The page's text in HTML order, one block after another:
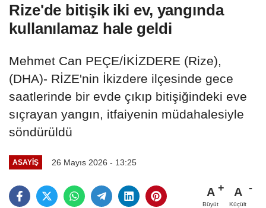
Rize'de bitişik iki ev, yangında
kullanılamaz hale geldi
Mehmet Can PEÇE/İKİZDERE (Rize),
(DHA)- RİZE'nin İkizdere ilçesinde gece
saatlerinde bir evde çıkıp bitişiğindeki eve
sıçrayan yangın, itfaiyenin müdahalesiyle
söndürüldü
ASAYIŞ 26 Mayıs 2026 - 13:25
A
Büyüt
A
Küçült